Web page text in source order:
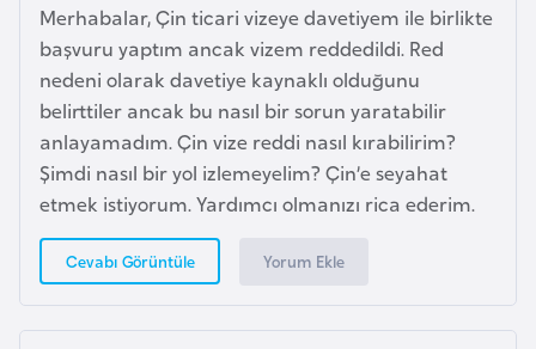
Merhabalar, Çin ticari vizeye davetiyem ile birlikte
başvuru yaptım ancak vizem reddedildi. Red
nedeni olarak davetiye kaynaklı olduğunu
belirttiler ancak bu nasıl bir sorun yaratabilir
anlayamadım. Çin vize reddi nasıl kırabilirim?
Şimdi nasıl bir yol izlemeyelim? Çin’e seyahat
etmek istiyorum. Yardımcı olmanızı rica ederim.
Cevabı Görüntüle Yorum Ekle
v
a
n
y
a
k